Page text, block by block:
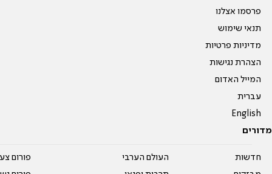
פרסמו אצלנו
תנאי שימוש
מדיניות פרטיות
הצהרת נגישות
המייל האדום
עברית
English
מדורים
חדשות
העולם הערבי
פורום